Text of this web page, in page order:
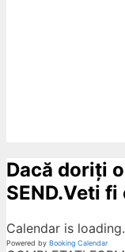
Dacă doriți
SEND.Veti
Calendar is
Powered by Booking Calendar